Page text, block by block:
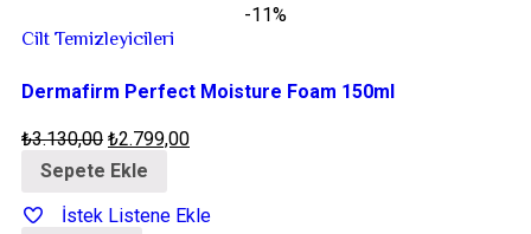
-11%
Cilt Temizleyicileri
Dermafirm Perfect Moisture Foam 150ml
₺3.130,00 ₺2.799,00
Sepete Ekle
İstek Listene Ekle